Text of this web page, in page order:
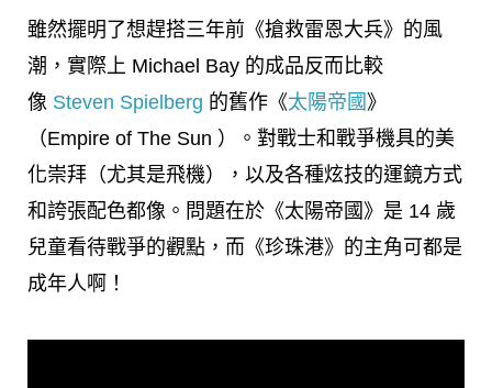
雖然擺明了想趕搭三年前《搶救雷恩大兵》的風
潮，實際上 Michael Bay 的成品反而比較
像 Steven Spielberg 的舊作《太陽帝國 》
（Empire of The Sun ）。對戰士和戰爭機具的美
化崇拜（尤其是飛機），以及各種炫技的運鏡方式
和誇張配色都像。問題在於《太陽帝國》是 14 歲
兒童看待戰爭的觀點，而《珍珠港》的主角可都是
成年人啊！